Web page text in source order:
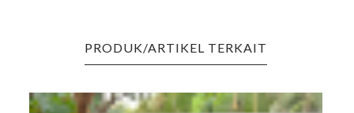
PRODUK/ARTIKEL TERKAIT